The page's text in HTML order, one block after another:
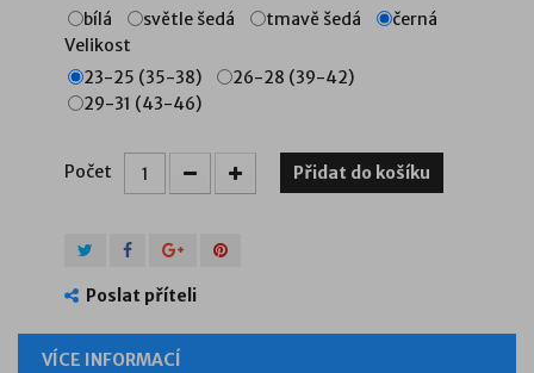
bílá
světle šedá tmavě šedá
černá
Velikost
23-25 (35-38)
26-28 (39-42)
29-31 (43-46)
Počet Přidat do košíku
Poslat příteli
VÍCE INFORMACÍ